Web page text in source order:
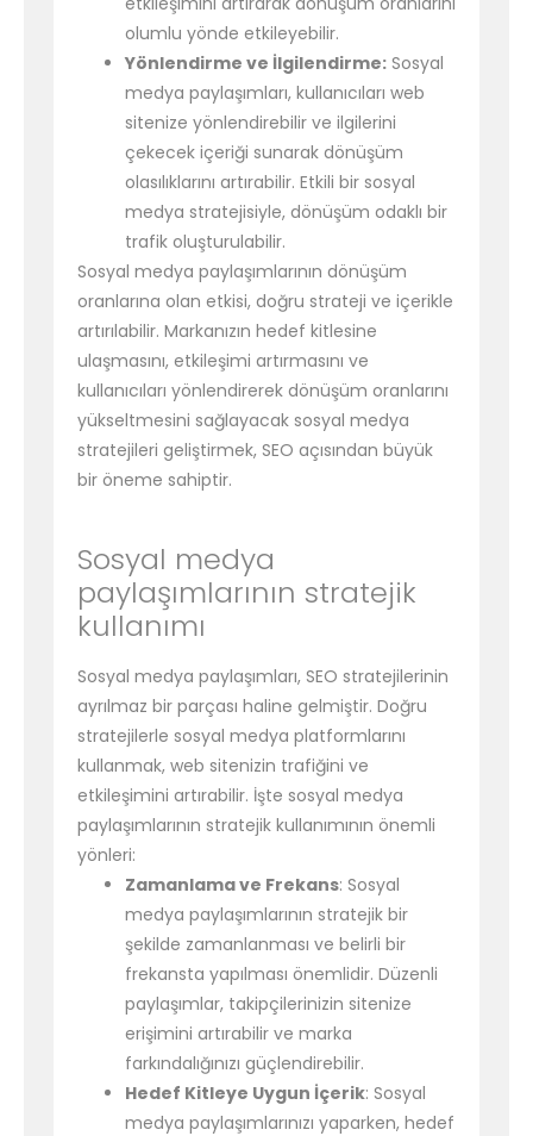
olumlu yönde etkileyebilir.
Yönlendirme ve İlgilendirme: Sosyal
medya paylaşımları, kullanıcıları web
sitenize yönlendirebilir ve ilgilerini
çekecek içeriği sunarak dönüşüm
olasılıklarını artırabilir. Etkili bir sosyal
medya stratejisiyle, dönüşüm odaklı bir
trafik oluşturulabilir.
Sosyal medya paylaşımlarının dönüşüm
oranlarına olan etkisi, doğru strateji ve içerikle
artırılabilir. Markanızın hedef kitlesine
ulaşmasını, etkileşimi artırmasını ve
kullanıcıları yönlendirerek dönüşüm oranlarını
yükseltmesini sağlayacak sosyal medya
stratejileri geliştirmek, SEO açısından büyük
bir öneme sahiptir.
Sosyal medya
paylaşımlarının stratejik
kullanımı
Sosyal medya paylaşımları, SEO stratejilerinin
ayrılmaz bir parçası haline gelmiştir. Doğru
stratejilerle sosyal medya platformlarını
kullanmak, web sitenizin trafiğini ve
etkileşimini artırabilir. İşte sosyal medya
paylaşımlarının stratejik kullanımının önemli
yönleri:
Zamanlama ve Frekans: Sosyal
medya paylaşımlarının stratejik bir
şekilde zamanlanması ve belirli bir
frekansta yapılması önemlidir. Düzenli
paylaşımlar, takipçilerinizin sitenize
erişimini artırabilir ve marka
farkındalığınızı güçlendirebilir.
Hedef Kitleye Uygun İçerik: Sosyal
medya paylaşımlarınızı yaparken, hedef